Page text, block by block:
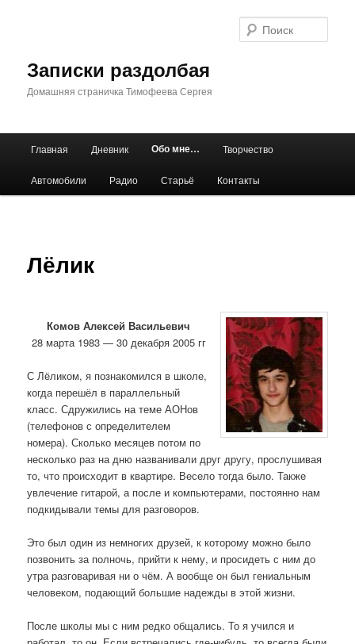
Записки раздолбая
Домашняя страничка Тимофеева Сергея
Главная Дневник Обо мне… Творчество
Автомобили Радио Старьё Контакты
Лёлик
Комов Алексей Васильевич
28 марта 1983 — 30 декабря 2005 гг
С Лёликом, я познакомился в школе,
когда перешёл в параллельный
класс. Сдружились на теме АОНов
(телефонов с определителем
номера). Сколько месяцев потом по
несколько раз на дню названивали друг другу, прослушивая
то, что происходит в квартире. Весело тогда было. Также
увлечение гитарой, а после и компьютерами, постоянно нам
подкидывали темы для разговоров.
Это был один из немногих друзей, к которому можно было
позвонить за полночь, прийти к нему, и просидеть с ним до
утра разговаривая ни о чём. А вообще он был гениальным
человеком, подающий большие надежды в этой жизни.
После школы мы с ним редко общались. То я учился и